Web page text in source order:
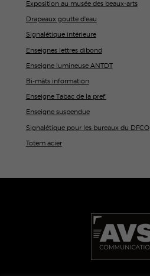
Exposition au musée des beaux-arts
Drapeaux goutte d'eau
Signalétique intérieure
Enseignes lettres dibond
Enseigne lumineuse ANTDT
Bi-mâts information
Enseigne Tabac de la pref’
Enseigne suspendue
Signalétique pour les bureaux du DFCO
Totem acier